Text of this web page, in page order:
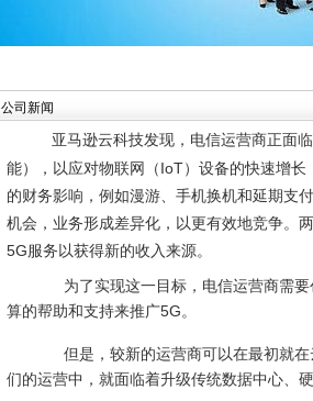
公司新闻
亚马逊云科技发现，电信运营商正面
能），以应对物联网（IoT）设备的快速增
的财务影响，例如漫游、手机换机和延期支
机会，业务形成差异化，以更有效地竞争。
5G服务以获得新的收入来源。
为了实现这一目标，电信运营商需要
算的帮助和支持来推广5G。
但是，较新的运营商可以在最初就在
们的运营中，就面临着升级传统数据中心、